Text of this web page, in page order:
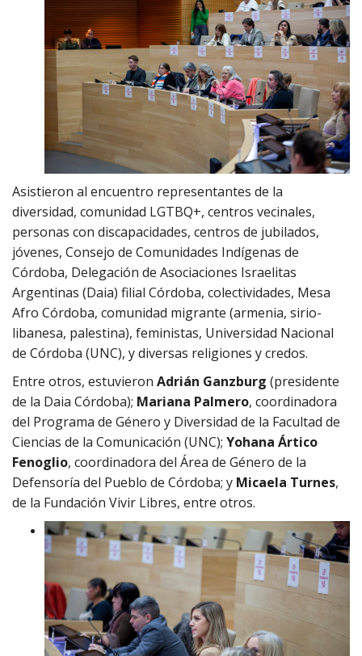
Asistieron al encuentro representantes de la
diversidad, comunidad LGTBQ+, centros vecinales,
personas con discapacidades, centros de jubilados,
jóvenes, Consejo de Comunidades Indígenas de
Córdoba, Delegación de Asociaciones Israelitas
Argentinas (Daia) filial Córdoba, colectividades, Mesa
Afro Córdoba, comunidad migrante (armenia, sirio-
libanesa, palestina), feministas, Universidad Nacional
de Córdoba (UNC), y diversas religiones y credos.
Entre otros, estuvieron Adrián Ganzburg (presidente
de la Daia Córdoba); Mariana Palmero, coordinadora
del Programa de Género y Diversidad de la Facultad de
Ciencias de la Comunicación (UNC); Yohana Ártico
Fenoglio, coordinadora del Área de Género de la
Defensoría del Pueblo de Córdoba; y Micaela Turnes,
de la Fundación Vivir Libres, entre otros.